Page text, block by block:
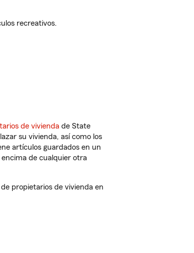
recreativos.
de vivienda de State
su vivienda, así como los
artículos guardados en un
de cualquier otra
propietarios de vivienda en